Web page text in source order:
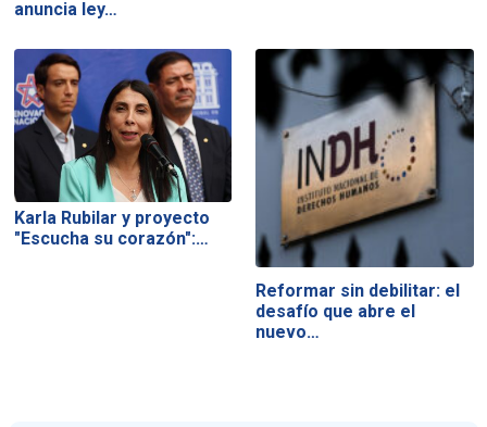
anuncia ley…
Karla Rubilar y proyecto
"Escucha su corazón":…
Reformar sin debilitar: el
desafío que abre el
nuevo…